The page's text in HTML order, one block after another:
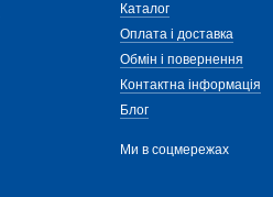
Каталог
Оплата і доставка
Обмін і повернення
Контактна інформація
Блог
Ми в соцмережах